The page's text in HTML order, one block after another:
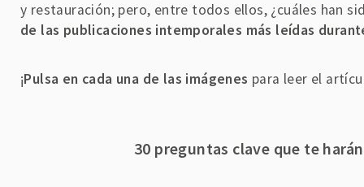
y restauración; pero, entre todos ellos, ¿cuáles han
de las publicaciones intemporales más leídas
¡Pulsa en cada una de las imágenes para leer el
30 preguntas clave que te